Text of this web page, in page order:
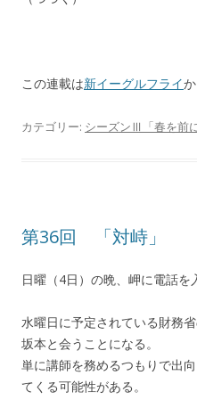
この連載は新イーグルフライ
カテゴリー: シーズンⅢ「春を前
第36回 「対峙」
日曜（4日）の晩、岬に電話を
水曜日に予定されている財務
坂本と会うことになる。
単に講師を務めるつもりで出
てくる可能性がある。